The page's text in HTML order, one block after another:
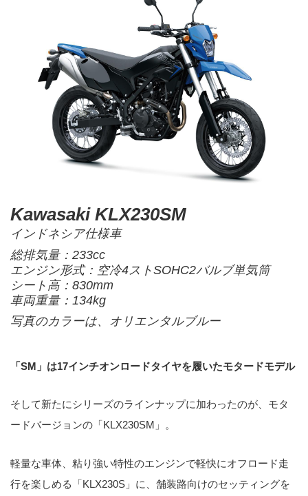
Kawasaki KLX230SM
インドネシア仕様車
総排気量：233cc
エンジン形式：空冷4ストSOHC2バルブ単気筒
シート高：830mm
車両重量：134kg
写真のカラーは、オリエンタルブルー
「SM」は17インチオンロードタイヤを履いたモタードモデル
そして新たにシリーズのラインナップに加わったのが、モタ
ードバージョンの「KLX230SM」。
軽量な車体、粘り強い特性のエンジンで軽快にオフロード走
行を楽しめる「KLX230S」に、舗装路向けのセッティングを